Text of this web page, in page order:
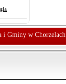
i Gminy w Chorzelach